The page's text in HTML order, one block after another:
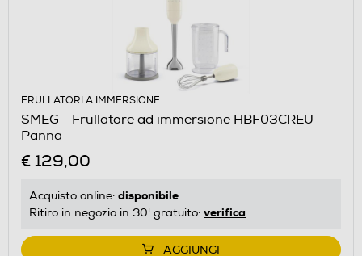
FRULLATORI A IMMERSIONE
SMEG - Frullatore ad immersione HBF03CREU-
Panna
€ 129,00
Acquisto online: disponibile
Ritiro in negozio in 30' gratuito: verifica
AGGIUNGI